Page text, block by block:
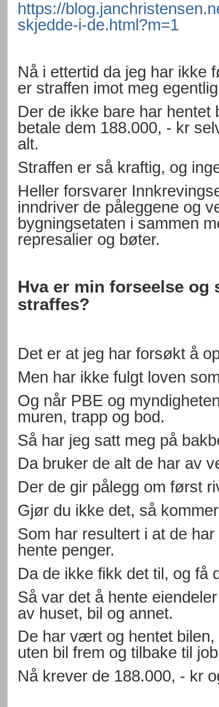
https://
skjedde-i-de.html?m=1
Nå i ettertid da jeg har ikke
er straffen imot meg
Der de ikke bare har hentet
betale dem 188.000, - kr
alt.
Straffen er så kraftig, og
Heller forsvarer
inndriver de påleggene og
bygningsetaten i sammen
represalier og bøter.
Hva er min forseelse og
straffes?
Det er at jeg har forsøkt å
Men har ikke fulgt loven
Og når PBE og
muren, trapp og bod.
Så har jeg satt meg på
Da bruker de alt de har av
Der de gir pålegg om først
Gjør du ikke det, så
Som har resultert i at de
hente penger.
Da de ikke fikk det til, og få
Så var det å hente
av huset, bil og annet.
De har vært og hentet
uten bil frem og tilbake til
Nå krever de 188.000, - kr